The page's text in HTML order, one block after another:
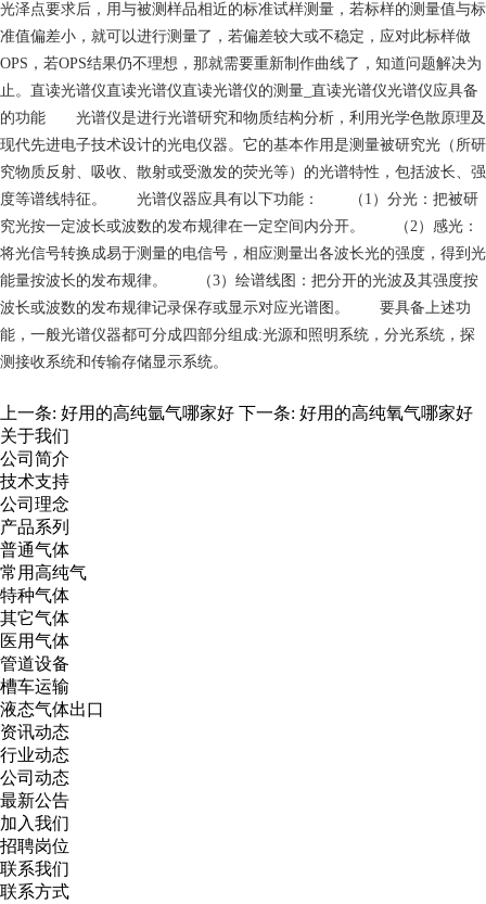
光泽点要求后，用与被测样品相近的标准试样测量，若标样的测量值与标
准值偏差小，就可以进行测量了，若偏差较大或不稳定，应对此标样做
OPS，若OPS结果仍不理想，那就需要重新制作曲线了，知道问题解决为
止。直读光谱仪直读光谱仪直读光谱仪的测量_直读光谱仪光谱仪应具备
的功能 光谱仪是进行光谱研究和物质结构分析，利用光学色散原理及
现代先进电子技术设计的光电仪器。它的基本作用是测量被研究光（所研
究物质反射、吸收、散射或受激发的荧光等）的光谱特性，包括波长、强
度等谱线特征。 光谱仪器应具有以下功能： （1）分光：把被研
究光按一定波长或波数的发布规律在一定空间内分开。 （2）感光：
将光信号转换成易于测量的电信号，相应测量出各波长光的强度，得到光
能量按波长的发布规律。 （3）绘谱线图：把分开的光波及其强度按
波长或波数的发布规律记录保存或显示对应光谱图。 要具备上述功
能，一般光谱仪器都可分成四部分组成:光源和照明系统，分光系统，探
测接收系统和传输存储显示系统。
上一条: 好用的高纯氩气哪家好 下一条: 好用的高纯氧气哪家好
关于我们
公司简介
技术支持
公司理念
产品系列
普通气体
常用高纯气
特种气体
其它气体
医用气体
管道设备
槽车运输
液态气体出口
资讯动态
行业动态
公司动态
最新公告
加入我们
招聘岗位
联系我们
联系方式